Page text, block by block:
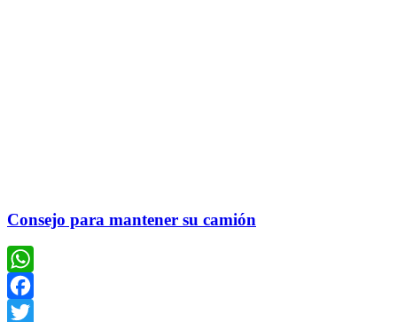
Consejo para mantener su camión
WhatsApp
Facebook